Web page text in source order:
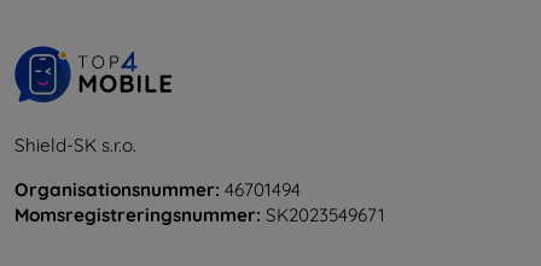
Shield-SK s.r.o.
Organisationsnummer: 46701494
Momsregistreringsnummer: SK2023549671